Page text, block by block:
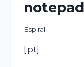
Espiral
[:pt]